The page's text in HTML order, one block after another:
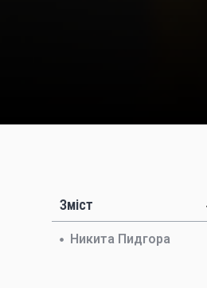
Зміст
Никита Пидгора